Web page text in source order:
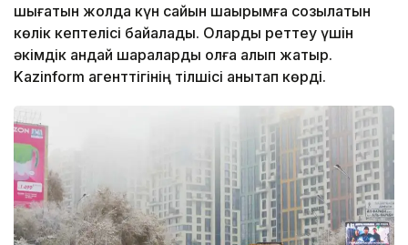
шығатын жолда күн сайын шақырымға созылатын
көлік кептелісі байқалады. Оларды реттеу үшін
әкімдік қандай шараларды қолға алып жатыр.
Kazinform агенттігінің тілшісі анықтап көрді.